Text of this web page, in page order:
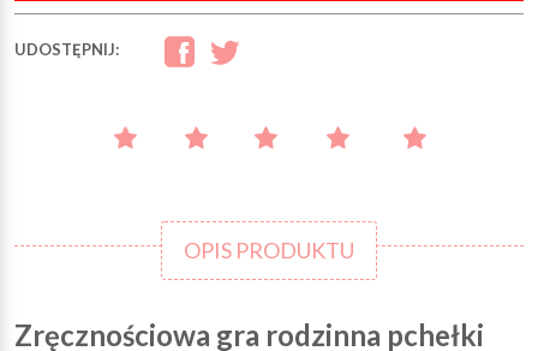
UDOSTĘPNIJ:
OPIS PRODUKTU
Zręcznościowa gra rodzinna pchełki